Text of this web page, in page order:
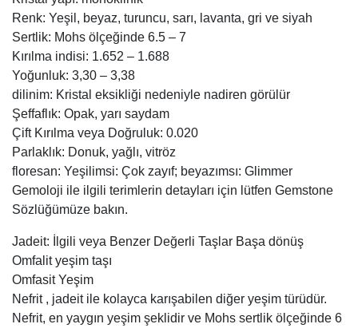
Renk: Yeşil, beyaz, turuncu, sarı, lavanta, gri ve siyah
Sertlik: Mohs ölçeğinde 6.5 – 7
Kırılma indisi: 1.652 – 1.688
Yoğunluk: 3,30 – 3,38
dilinim: Kristal eksikliği nedeniyle nadiren görülür
Şeffaflık: Opak, yarı saydam
Çift Kırılma veya Doğruluk: 0.020
Parlaklık: Donuk, yağlı, vitröz
floresan: Yeşilimsi: Çok zayıf; beyazımsı: Glimmer
Gemoloji ile ilgili terimlerin detayları için lütfen Gemstone
Sözlüğümüze bakın.
Jadeit: İlgili veya Benzer Değerli Taşlar Başa dönüş
Omfalit yeşim taşı
Omfasit Yeşim
Nefrit , jadeit ile kolayca karışabilen diğer yeşim türüdür.
Nefrit, en yaygın yeşim şeklidir ve Mohs sertlik ölçeğinde 6